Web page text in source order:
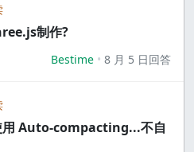
制作?
Bestime 8 月 5 日回答
Auto-compacting...不自